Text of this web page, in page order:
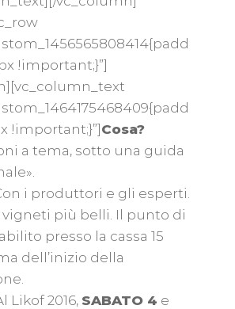
!important;}”]
!important;}”]Cosa?
a tema, sotto una guida
i produttori e gli esperti.
più belli. Il punto di
presso la cassa 15
dell’inizio della
Likof 2016, SABATO 4 e